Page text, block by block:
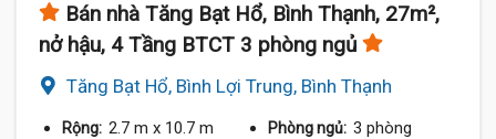
Bán nhà Tăng Bạt Hổ, Bình Thạnh, 27m²,
nở hậu, 4 Tầng BTCT 3 phòng ngủ
Tăng Bạt Hổ, Bình Lợi Trung, Bình Thạnh
Rộng: 2.7 m x 10.7 m Phòng ngủ: 3 phòng